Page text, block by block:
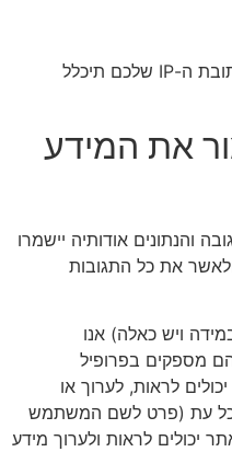
אם תבקשו לאפס את הסיסמה, כתובת ה-IP שלכם תיכלל
את המידע
והנתונים אודותיה יישמרו
את כל התגובות
ויש כאלה) אנו
מספקים בפרופיל
לראות, לערוך או
עת (פרט לשם המשתמש
יכולים לראות ולערוך מידע